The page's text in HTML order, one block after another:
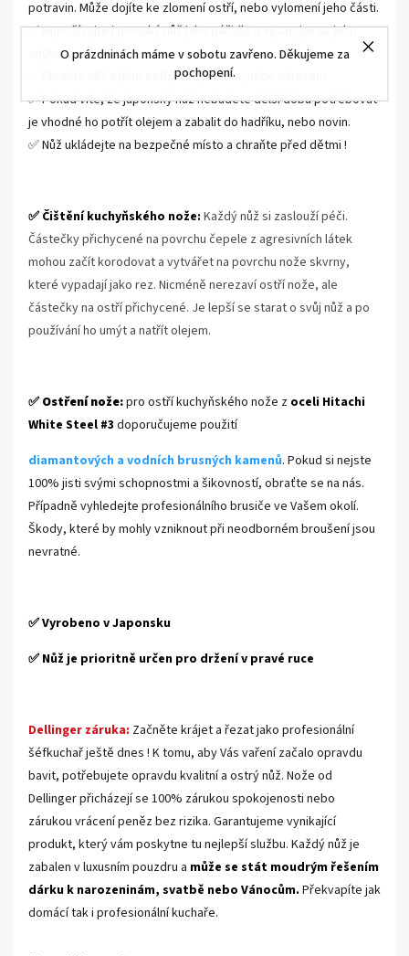
O prázdninách máme v sobotu zavřeno. Děkujeme za
pochopení.
potravin. Může dojíte ke zlomení ostří, nebo vylomení jeho části.
✅ Nepožívejte japonský nůž jako páčidlo a vyvarujte se jeho
ohýbání.
✅ Chraňte nůž a jeho ostří před pádem, nebo nárazem.
✅ Pokud víte, že japonský nůž nebudete delší dobu potřebovat
je vhodné ho potřít olejem a zabalit do hadříku, nebo novin.
✅ Nůž ukládejte na bezpečné místo a chraňte před dětmi !
✅ Čištění kuchyňského nože: Každý nůž si zaslouží péči.
Částečky přichycené na povrchu čepele z agresivních látek
mohou začít korodovat a vytvářet na povrchu nože skvrny,
které vypadají jako rez. Nicméně nerezaví ostří nože, ale
částečky na ostří přichycené. Je lepší se starat o svůj nůž a po
používání ho umýt a natřít olejem.
✅ Ostření nože:pro ostří kuchyňského nože z oceli Hitachi
White Steel #3 doporučujeme použití
diamantových a vodních brusných kamenů. Pokud si nejste
100% jisti svými schopnostmi a šikovností, obraťte se na nás.
Případně vyhledejte profesionálního brusiče ve Vašem okolí.
Škody, které by mohly vzniknout při neodborném broušení jsou
nevratné.
✅ Vyrobeno v Japonsku
✅ Nůž je prioritně určen pro držení v pravé ruce
Dellinger záruka: Začněte krájet a řezat jako profesionální
šéfkuchař ještě dnes ! K tomu, aby Vás vaření začalo opravdu
bavit, potřebujete opravdu kvalitní a ostrý nůž. Nože od
Dellinger přicházejí se 100% zárukou spokojenosti nebo
zárukou vrácení peněz bez rizika. Garantujeme vynikající
produkt, který vám poskytne tu nejlepší službu. Každý nůž je
zabalen v luxusním pouzdru a může se stát moudrým řešením
dárku k narozeninám, svatbě nebo Vánocům. Překvapíte jak
domácí tak i profesionální kuchaře.